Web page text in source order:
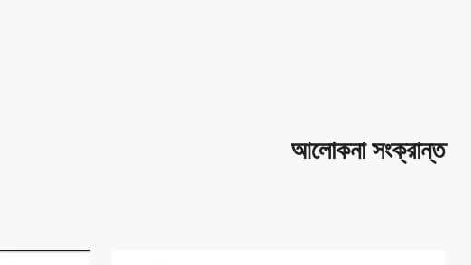
আলোকনা সংক্রান্ত